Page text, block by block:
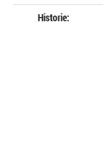
Historie: